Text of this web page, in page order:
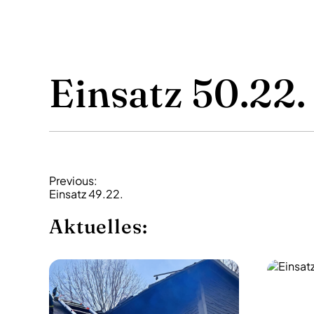
Einsatz 50.22.
B
e
i
r
a
g
Previous:
Einsatz 49.22.
Aktuelles: